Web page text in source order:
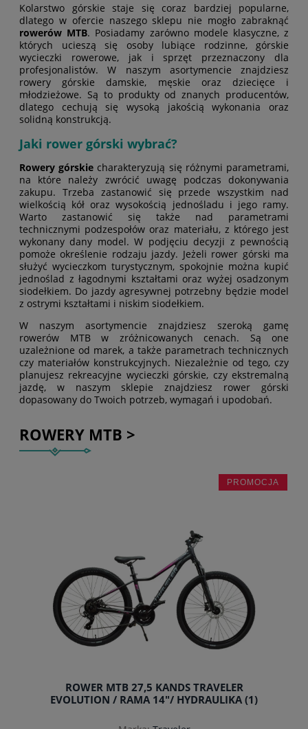
Kolarstwo górskie staje się coraz bardziej popularne,
dlatego w ofercie naszego sklepu nie mogło zabraknąć
rowerów MTB. Posiadamy zarówno modele klasyczne, z
których ucieszą się osoby lubiące rodzinne, górskie
wycieczki rowerowe, jak i sprzęt przeznaczony dla
profesjonalistów. W naszym asortymencie znajdziesz
rowery górskie damskie, męskie oraz dziecięce i
młodzieżowe. Są to produkty od znanych producentów,
dlatego cechują się wysoką jakością wykonania oraz
solidną konstrukcją.
Jaki rower górski wybrać?
Rowery górskie charakteryzują się różnymi parametrami,
na które należy zwrócić uwagę podczas dokonywania
zakupu. Trzeba zastanowić się przede wszystkim nad
wielkością kół oraz wysokością jednośladu i jego ramy.
Warto zastanowić się także nad parametrami
technicznymi podzespołów oraz materiału, z którego jest
wykonany dany model. W podjęciu decyzji z pewnością
pomoże określenie rodzaju jazdy. Jeżeli rower górski ma
służyć wycieczkom turystycznym, spokojnie można kupić
jednoślad z łagodnymi kształtami oraz wyżej osadzonym
siodełkiem. Do jazdy agresywnej potrzebny będzie model
z ostrymi kształtami i niskim siodełkiem.
W naszym asortymencie znajdziesz szeroką gamę
rowerów MTB w zróżnicowanych cenach. Są one
uzależnione od marek, a także parametrach technicznych
czy materiałów konstrukcyjnych. Niezależnie od tego, czy
planujesz rekreacyjne wycieczki górskie, czy ekstremalną
jazdę, w naszym sklepie znajdziesz rower górski
dopasowany do Twoich potrzeb, wymagań i upodobań.
ROWERY MTB >
ROWER MTB 27,5 KANDS TRAVELER
EVOLUTION / RAMA 14"/ HYDRAULIKA (1)
PROMOCJA